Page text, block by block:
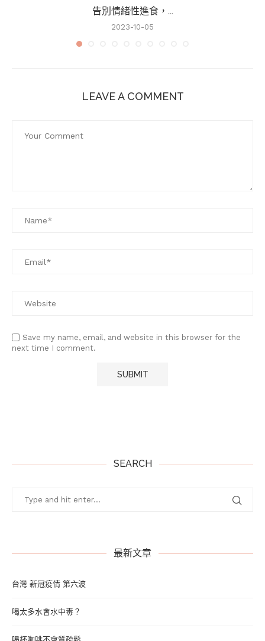
告別情緒性進食，...
2023-10-05
LEAVE A COMMENT
Save my name, email, and website in this browser for the
next time I comment.
SEARCH
最新文章
台灣 新冠疫情 第六波
喝太多水會水中毒？